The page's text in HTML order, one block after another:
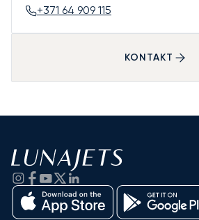
+371 64 909 115
KONTAKT